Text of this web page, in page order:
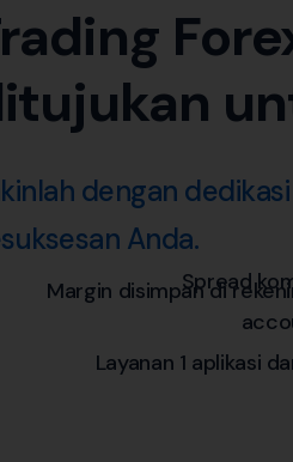
dengan
Anda.
Spread
Margin disimpan di
Layanan 1 aplikasi